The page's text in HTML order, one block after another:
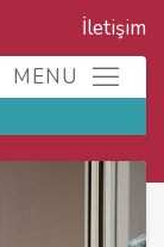
İletişim